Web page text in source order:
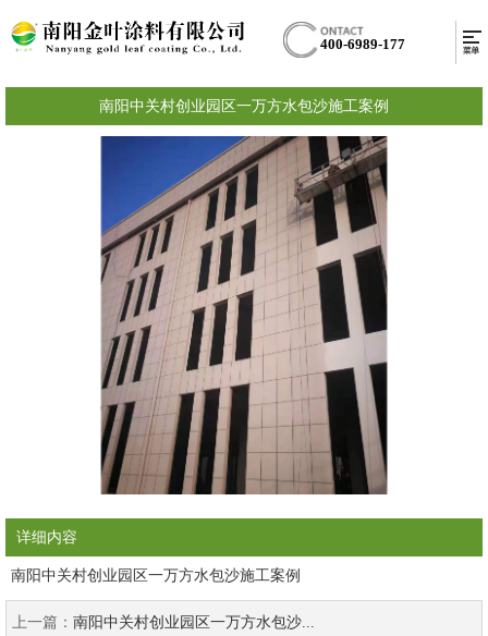
400-6989-177
南阳中关村创业园区一万方水包沙施工案例
详细内容
南阳中关村创业园区一万方水包沙施工案例
上一篇： 南阳中关村创业园区一万方水包沙...